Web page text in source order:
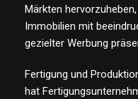
Märkten
Immobilien mit
gezielter Werbung
Fertigung und
hat